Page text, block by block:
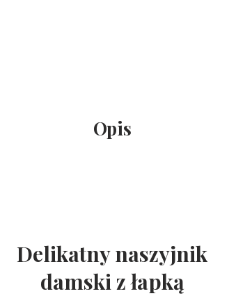
Opis
Delikatny naszyjnik
damski z łapką